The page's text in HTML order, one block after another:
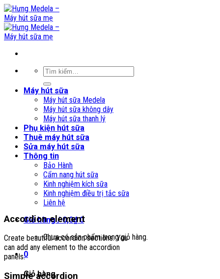
Skip
to
content
Tìm
kiếm:
Máy hút sữa
Máy hút sữa Medela
Máy hút sữa không dây
Máy hút sữa thanh lý
Phụ kiện hút sữa
Thuê máy hút sữa
Sửa máy hút sữa
Thông tin
Bảo Hành
Cẩm nang hút sữa
Kinh nghiệm kích sữa
Kinh nghiệm điều trị tắc sữa
Liên hệ
Giỏ hàng /0,0₫ 0
Chưa có sản phẩm trong giỏ hàng.
0
Giỏ hàng
Accordion element
Create beautiful accordion sections. You
can add any element to the accordion
panels.
Simple accordion